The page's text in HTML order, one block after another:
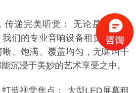
传递完美听觉： 无论是深情演
们的专业音响设备租赁与调试
、饱满、覆盖均匀，无啸叫干
沉浸于美妙的艺术享受之中。
造视觉焦点： 大型LED屏幕租